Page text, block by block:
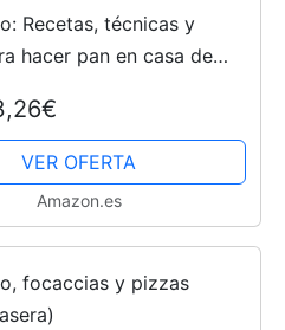
Recetas, técnicas y
hacer pan en casa de
Prácticos - Gastronomía)
VER OFERTA
Amazon.es
focaccias y pizzas